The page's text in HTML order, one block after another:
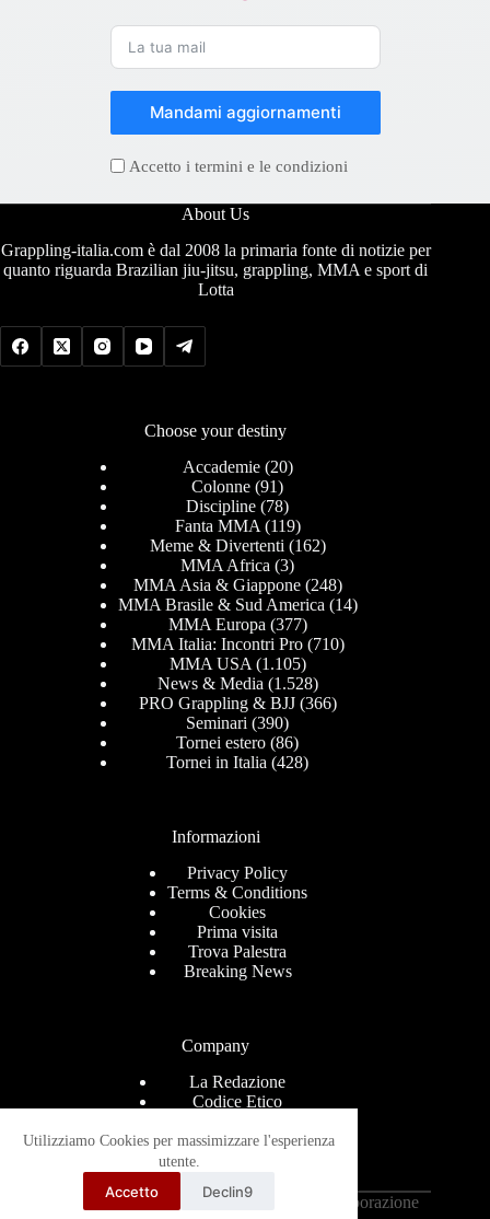
Utilizziamo Cookies per massimizzare l'esperienza
utente.
Accetto Declin9
Mandami aggiornamenti
Accetto i termini e le condizioni
About Us
Grappling-italia.com è dal 2008 la primaria fonte di notizie per
quanto riguarda Brazilian jiu-jitsu, grappling, MMA e sport di
Lotta
Choose your destiny
Accademie(20)
Colonne (91)
Discipline (78)
Fanta MMA (119)
Meme & Divertenti (162)
MMA Africa (3)
MMA Asia & Giappone(248)
MMA Brasile & Sud America (14)
MMA Europa (377)
MMA Italia: Incontri Pro(710)
MMA USA (1.105)
News & Media (1.528)
PRO Grappling & BJJ(366)
Seminari (390)
Tornei estero (86)
Tornei in Italia (428)
Informazioni
Privacy Policy
Terms & Conditions
Cookies
Prima visita
Trova Palestra
Breaking News
Company
La Redazione
Codice Etico
Help Center
Ricevi le news via mail
Copyright © 2026 - Grappling-Italia.com in collaborazione